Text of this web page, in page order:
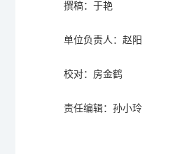
撰稿：于艳
单位负责人：赵阳
校对： 房金鹤
责任编辑：孙小玲